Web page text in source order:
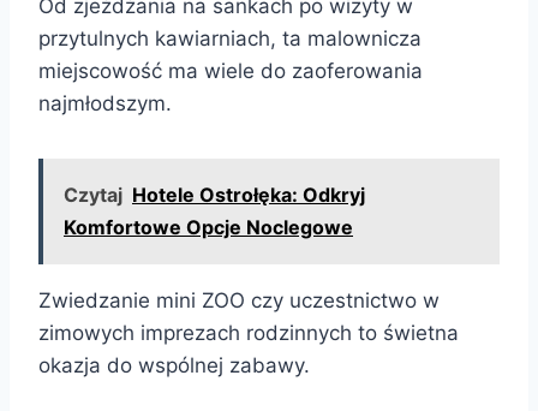
Od zjeżdżania na sankach po wizyty w
przytulnych kawiarniach, ta malownicza
miejscowość ma wiele do zaoferowania
najmłodszym.
Czytaj Hotele Ostrołęka: Odkryj
Komfortowe Opcje Noclegowe
Zwiedzanie mini ZOO czy uczestnictwo w
zimowych imprezach rodzinnych to świetna
okazja do wspólnej zabawy.